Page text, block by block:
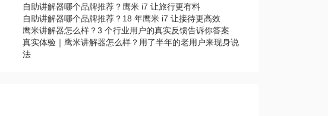
自助讲解器哪个品牌推荐？鹰米 i7 让旅行更有料
自助讲解器哪个品牌推荐？18 年鹰米 i7 让接待更高效
鹰米讲解器怎么样？3 个行业用户的真实反馈告诉你答案
真实体验｜鹰米讲解器怎么样？用了半年的老用户来现身说
法